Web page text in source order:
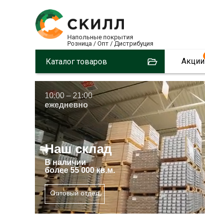
Напольные покрытия
Розница / Опт / Дистрибуция
Каталог товаров Акции
10:00 – 21:00
ежедневно
Наш склад
Вналичии
более 55 000 кв.м.
Оптовый отдел